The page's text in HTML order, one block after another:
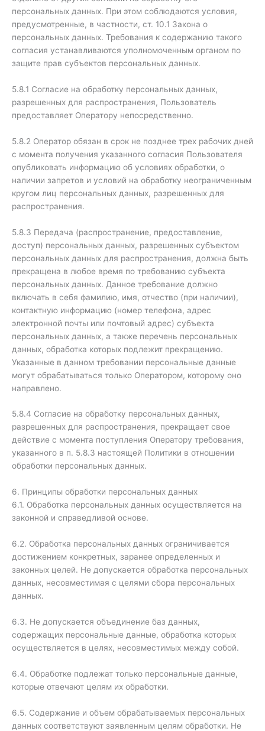
персональных данных. При этом соблюдаются условия,
предусмотренные, в частности, ст. 10.1 Закона о
персональных данных. Требования к содержанию такого
согласия устанавливаются уполномоченным органом по
защите прав субъектов персональных данных.
5.8.1 Согласие на обработку персональных данных,
разрешенных для распространения, Пользователь
предоставляет Оператору непосредственно.
5.8.2 Оператор обязан в срок не позднее трех рабочих дней
с момента получения указанного согласия Пользователя
опубликовать информацию об условиях обработки, о
наличии запретов и условий на обработку неограниченным
кругом лиц персональных данных, разрешенных для
распространения.
5.8.3 Передача (распространение, предоставление,
доступ) персональных данных, разрешенных субъектом
персональных данных для распространения, должна быть
прекращена в любое время по требованию субъекта
персональных данных. Данное требование должно
включать в себя фамилию, имя, отчество (при наличии),
контактную информацию (номер телефона, адрес
электронной почты или почтовый адрес) субъекта
персональных данных, а также перечень персональных
данных, обработка которых подлежит прекращению.
Указанные в данном требовании персональные данные
могут обрабатываться только Оператором, которому оно
направлено.
5.8.4 Согласие на обработку персональных данных,
разрешенных для распространения, прекращает свое
действие с момента поступления Оператору требования,
указанного в п. 5.8.3 настоящей Политики в отношении
обработки персональных данных.
6. Принципы обработки персональных данных
6.1. Обработка персональных данных осуществляется на
законной и справедливой основе.
6.2. Обработка персональных данных ограничивается
достижением конкретных, заранее определенных и
законных целей. Не допускается обработка персональных
данных, несовместимая с целями сбора персональных
данных.
6.3. Не допускается объединение баз данных,
содержащих персональные данные, обработка которых
осуществляется в целях, несовместимых между собой.
6.4. Обработке подлежат только персональные данные,
которые отвечают целям их обработки.
6.5. Содержание и объем обрабатываемых персональных
данных соответствуют заявленным целям обработки. Не